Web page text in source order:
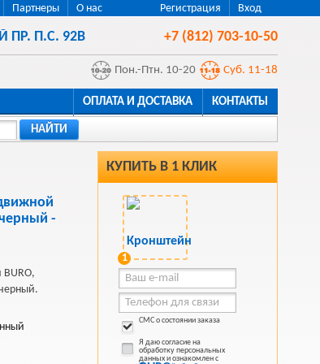
Регистрация Вход
Партнеры
О нас
ПР. П.С. 92В +7 (812) 703-10-50
Пон.-Птн. 10-20 Суб. 11-18
ОПЛАТА И ДОСТАВКА КОНТАКТЫ
НАЙТИ
КУПИТЬ В 1 КЛИК
1
СМС о состоянии заказа
Я даю согласие на
обработку персональных
данных и ознакомлен с
черный -